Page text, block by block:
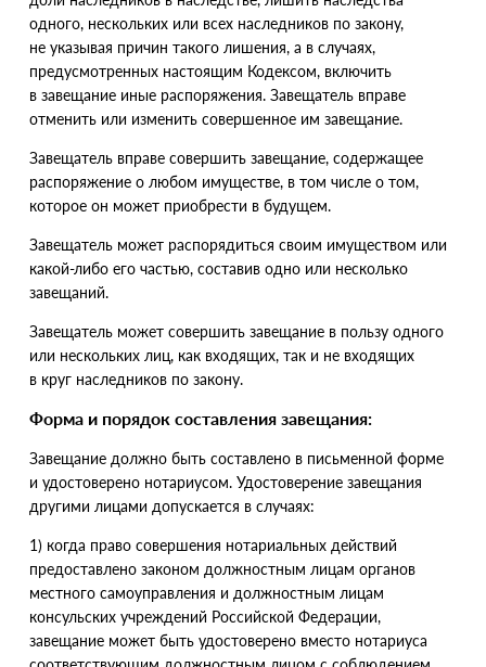
одного, нескольких или всех наследников по закону,
не указывая причин такого лишения, а в случаях,
предусмотренных настоящим Кодексом, включить
в завещание иные распоряжения. Завещатель вправе
отменить или изменить совершенное им завещание.
Завещатель вправе совершить завещание, содержащее
распоряжение о любом имуществе, в том числе о том,
которое он может приобрести в будущем.
Завещатель может распорядиться своим имуществом или
какой-либо его частью, составив одно или несколько
завещаний.
Завещатель может совершить завещание в пользу одного
или нескольких лиц, как входящих, так и не входящих
в круг наследников по закону.
Форма и порядок составления завещания:
Завещание должно быть составлено в письменной форме
и удостоверено нотариусом. Удостоверение завещания
другими лицами допускается в случаях:
1) когда право совершения нотариальных действий
предоставлено законом должностным лицам органов
местного самоуправления и должностным лицам
консульских учреждений Российской Федерации,
завещание может быть удостоверено вместо нотариуса